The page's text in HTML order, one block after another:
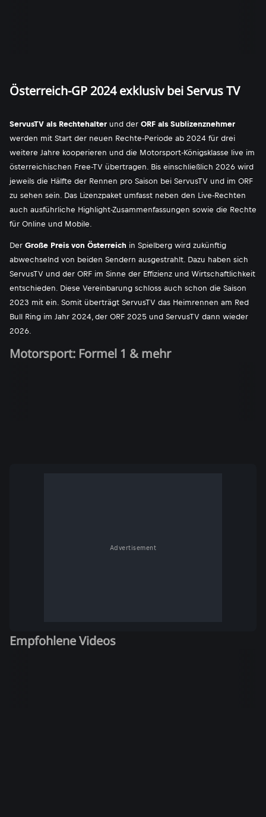
Österreich-GP 2024 exklusiv bei Servus TV
ServusTV als Rechtehalter und der ORF als Sublizenznehmer
werden mit Start der neuen Rechte-Periode ab 2024 für drei
weitere Jahre kooperieren und die Motorsport-Königsklasse live im
österreichischen Free-TV übertragen. Bis einschließlich 2026 wird
jeweils die Hälfte der Rennen pro Saison bei ServusTV und im ORF
zu sehen sein. Das Lizenzpaket umfasst neben den Live-Rechten
auch ausführliche Highlight-Zusammenfassungen sowie die Rechte
für Online und Mobile.
Der Große Preis von Österreich in Spielberg wird zukünftig
abwechselnd von beiden Sendern ausgestrahlt. Dazu haben sich
ServusTV und der ORF im Sinne der Effizienz und Wirtschaftlichkeit
entschieden. Diese Vereinbarung schloss auch schon die Saison
2023 mit ein. Somit überträgt ServusTV das Heimrennen am Red
Bull Ring im Jahr 2024, der ORF 2025 und ServusTV dann wieder
2026.
Motorsport: Formel 1 & mehr
Advertisement
Empfohlene Videos